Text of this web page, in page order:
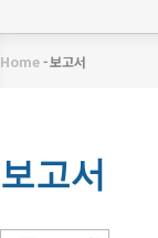
메
경
Home-보고서
보고서